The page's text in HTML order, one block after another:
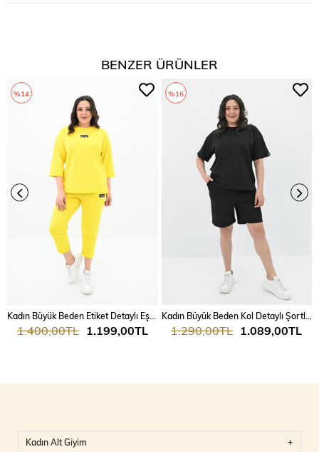
BENZER ÜRÜNLER
1.199,00TL
1.400,00TL
%14
Kadın Büyük Beden Kol Detaylı Şortlu Takım 8101-24
1.089,00TL
1.290,00TL
%16
Kadın Alt Giyim